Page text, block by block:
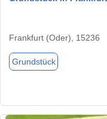
Frankfurt (Oder), 15236
Grundstück